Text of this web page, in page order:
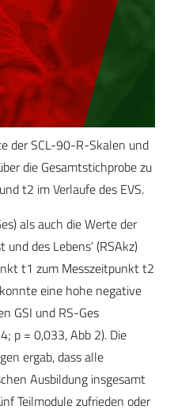
der SCL-90-R-Skalen und
die Gesamtstichprobe zu
t2 im Verlaufe des EVS.
als auch die Werte der
des Lebens‘ (RSAkz)
t1 zum Messzeitpunkt t2
eine hohe negative
GSI und RS-Ges
p = 0,033, Abb 2). Die
ergab, dass alle
Ausbildung insgesamt
Teilmodule zufrieden oder